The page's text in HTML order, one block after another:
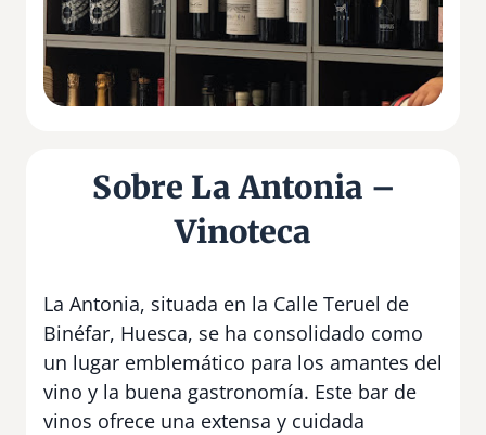
Sobre La Antonia –
Vinoteca
La Antonia, situada en la Calle Teruel de
Binéfar, Huesca, se ha consolidado como
un lugar emblemático para los amantes del
vino y la buena gastronomía. Este bar de
vinos ofrece una extensa y cuidada